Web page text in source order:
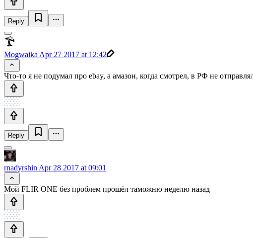
Reply
Mogwaika Apr 27 2017 at 12:42
Что-то я не подумал про ebay, а амазон, когда смотрел, в РФ не
Reply
rnadyrshin Apr 28 2017 at 09:01
Мой FLIR ONE без проблем прошёл таможню неделю назад